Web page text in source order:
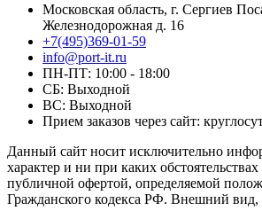
Московская область, г. Сергиев
Железнодорожная д. 16
+7(495)369-01-59
info@port-it.ru
ПН-ПТ: 10:00 - 18:00
СБ: Выходной
ВС: Выходной
Прием заказов через сайт:
Данный сайт носит исключительно
характер и ни при каких обстоятельствах
публичной офертой, определяемой
Гражданского кодекса РФ. Внешний вид,